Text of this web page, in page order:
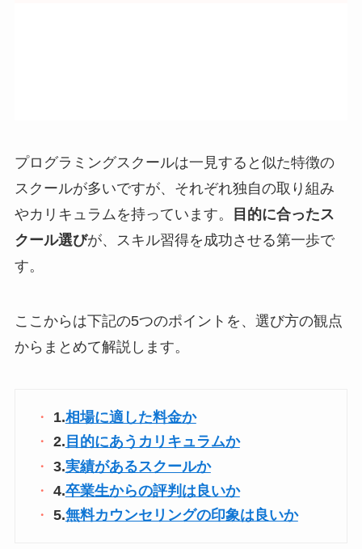
プログラミングスクールは一見すると似た特徴の
スクールが多いですが、それぞれ独自の取り組み
やカリキュラムを持っています。
目的に合ったス
クール選びが、スキル習得を成功させる第一歩で
す。
ここからは下記の5つのポイントを、選び方の観点
からまとめて解説します。
1.相場に適した料金か
2. 目的にあうカリキュラムか
3.実績があるスクールか
4.卒業生からの評判は良いか
5.無料カウンセリングの印象は良いか